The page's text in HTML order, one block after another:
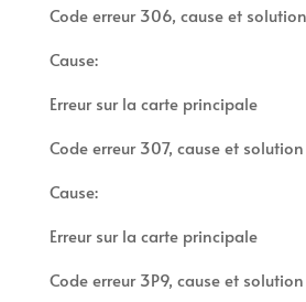
Code erreur 306, cause et solution
Cause:
Erreur sur la carte principale
Code erreur 307, cause et solution
Cause:
Erreur sur la carte principale
Code erreur 3P9, cause et solution